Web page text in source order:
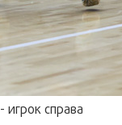
- игрок справа